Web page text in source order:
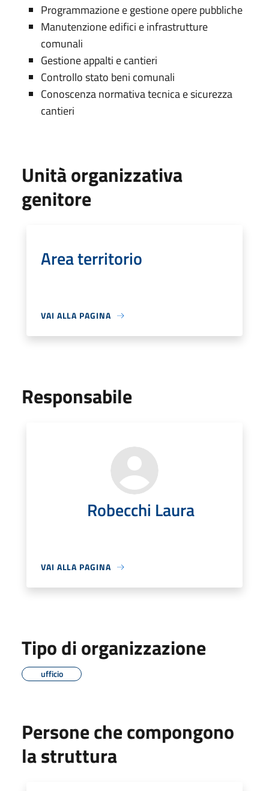
Programmazione e gestione opere pubbliche
Manutenzione edifici e infrastrutture
comunali
Gestione appalti e cantieri
Controllo stato beni comunali
Conoscenza normativa tecnica e sicurezza
cantieri
Unità organizzativa
genitore
Area territorio
VAI ALLA PAGINA
Responsabile
Robecchi Laura
VAI ALLA PAGINA
Tipo di organizzazione
ufficio
Persone che compongono
la struttura